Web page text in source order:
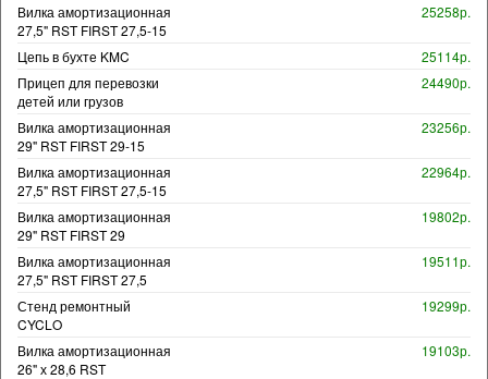
Вилка амортизационная
27,5" RST FIRST 27,5-15
25258р.
Цепь в бухте KMC
25114р.
Прицеп для перевозки
детей или грузов
24490р.
Вилка амортизационная
29" RST FIRST 29-15
23256р.
Вилка амортизационная
27,5" RST FIRST 27,5-15
22964р.
Вилка амортизационная
29" RST FIRST 29
19802р.
Вилка амортизационная
27,5" RST FIRST 27,5
19511р.
Стенд ремонтный
CYCLO
19299р.
Вилка амортизационная
26" х 28,6 RST
19103р.